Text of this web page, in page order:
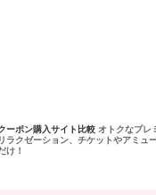
ーポン購入サイト比較 オトクなプレ
ラクゼーション、チケットやアミ
け！